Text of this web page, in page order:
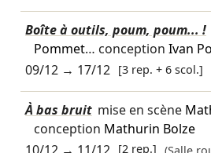
Boîte à outils, poum, poum... !
Pommet… conception Ivan
09/12→ 17/12 [3 rep. + 6 scol.]
À bas bruit mise en scène
conception Mathurin Bolze
[2 rep.]